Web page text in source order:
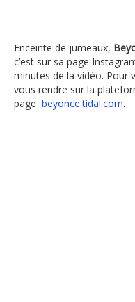
Enceinte de jumeaux,
c’est sur sa page
minutes de la vidéo. Pour
vous rendre sur la
page beyonce.tidal.com.